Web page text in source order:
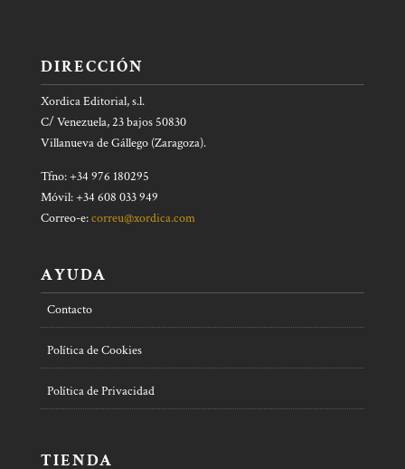
DIRECCIÓN
Xordica Editorial, s.l.
C/ Venezuela, 23 bajos 50830
Villanueva de Gállego (Zaragoza).
Tfno: +34 976 180295
Móvil: +34 608 033 949
Correo-e:correu@xordica.com
AYUDA
Contacto
Política de Cookies
Política de Privacidad
TIENDA